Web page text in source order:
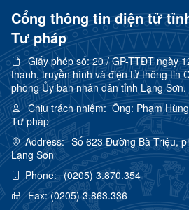
Cổng thông tin điện tử
Tư pháp
Giấy phép số:20 / GP-TTĐT ngày
thanh, truyền hình và điện tử thông tin
phòng Ủy ban nhân dân tỉnh Lạng Sơn.
Chịu trách nhiệm:Ông: Phạm
Tư pháp
Address: Số 623 Đường Bà Triệu,
Lạng Sơn
Phone: (0205) 3.870.354
Fax:(0205) 3.863.336